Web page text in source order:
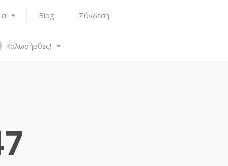
Blog Σύνδεση
Καλωσήρθες!